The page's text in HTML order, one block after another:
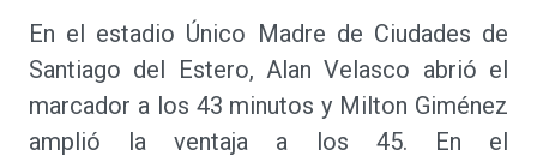
En el estadio Único Madre de Ciudades de
Santiago del Estero, Alan Velasco abrió el
marcador a los 43 minutos y Milton Giménez
amplió la ventaja a los 45. En el